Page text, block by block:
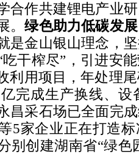
合作共建锂电产业
。绿色助力低碳发
是金山银山理念，
干榨尽”，引进安
利用项目，年处理
完成生产换线、设
昌采石场已全面完
5家企业正在打造
别创建湖南省“绿色